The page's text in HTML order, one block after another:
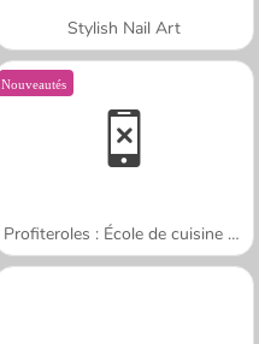
Stylish Nail Art
Nouveautés
Profiteroles : École de cuisine de Sara